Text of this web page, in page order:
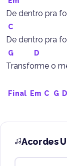
De dentro pra
C
De dentro pra
G D
Transforme o
Final Em  C   G  D
Acordes